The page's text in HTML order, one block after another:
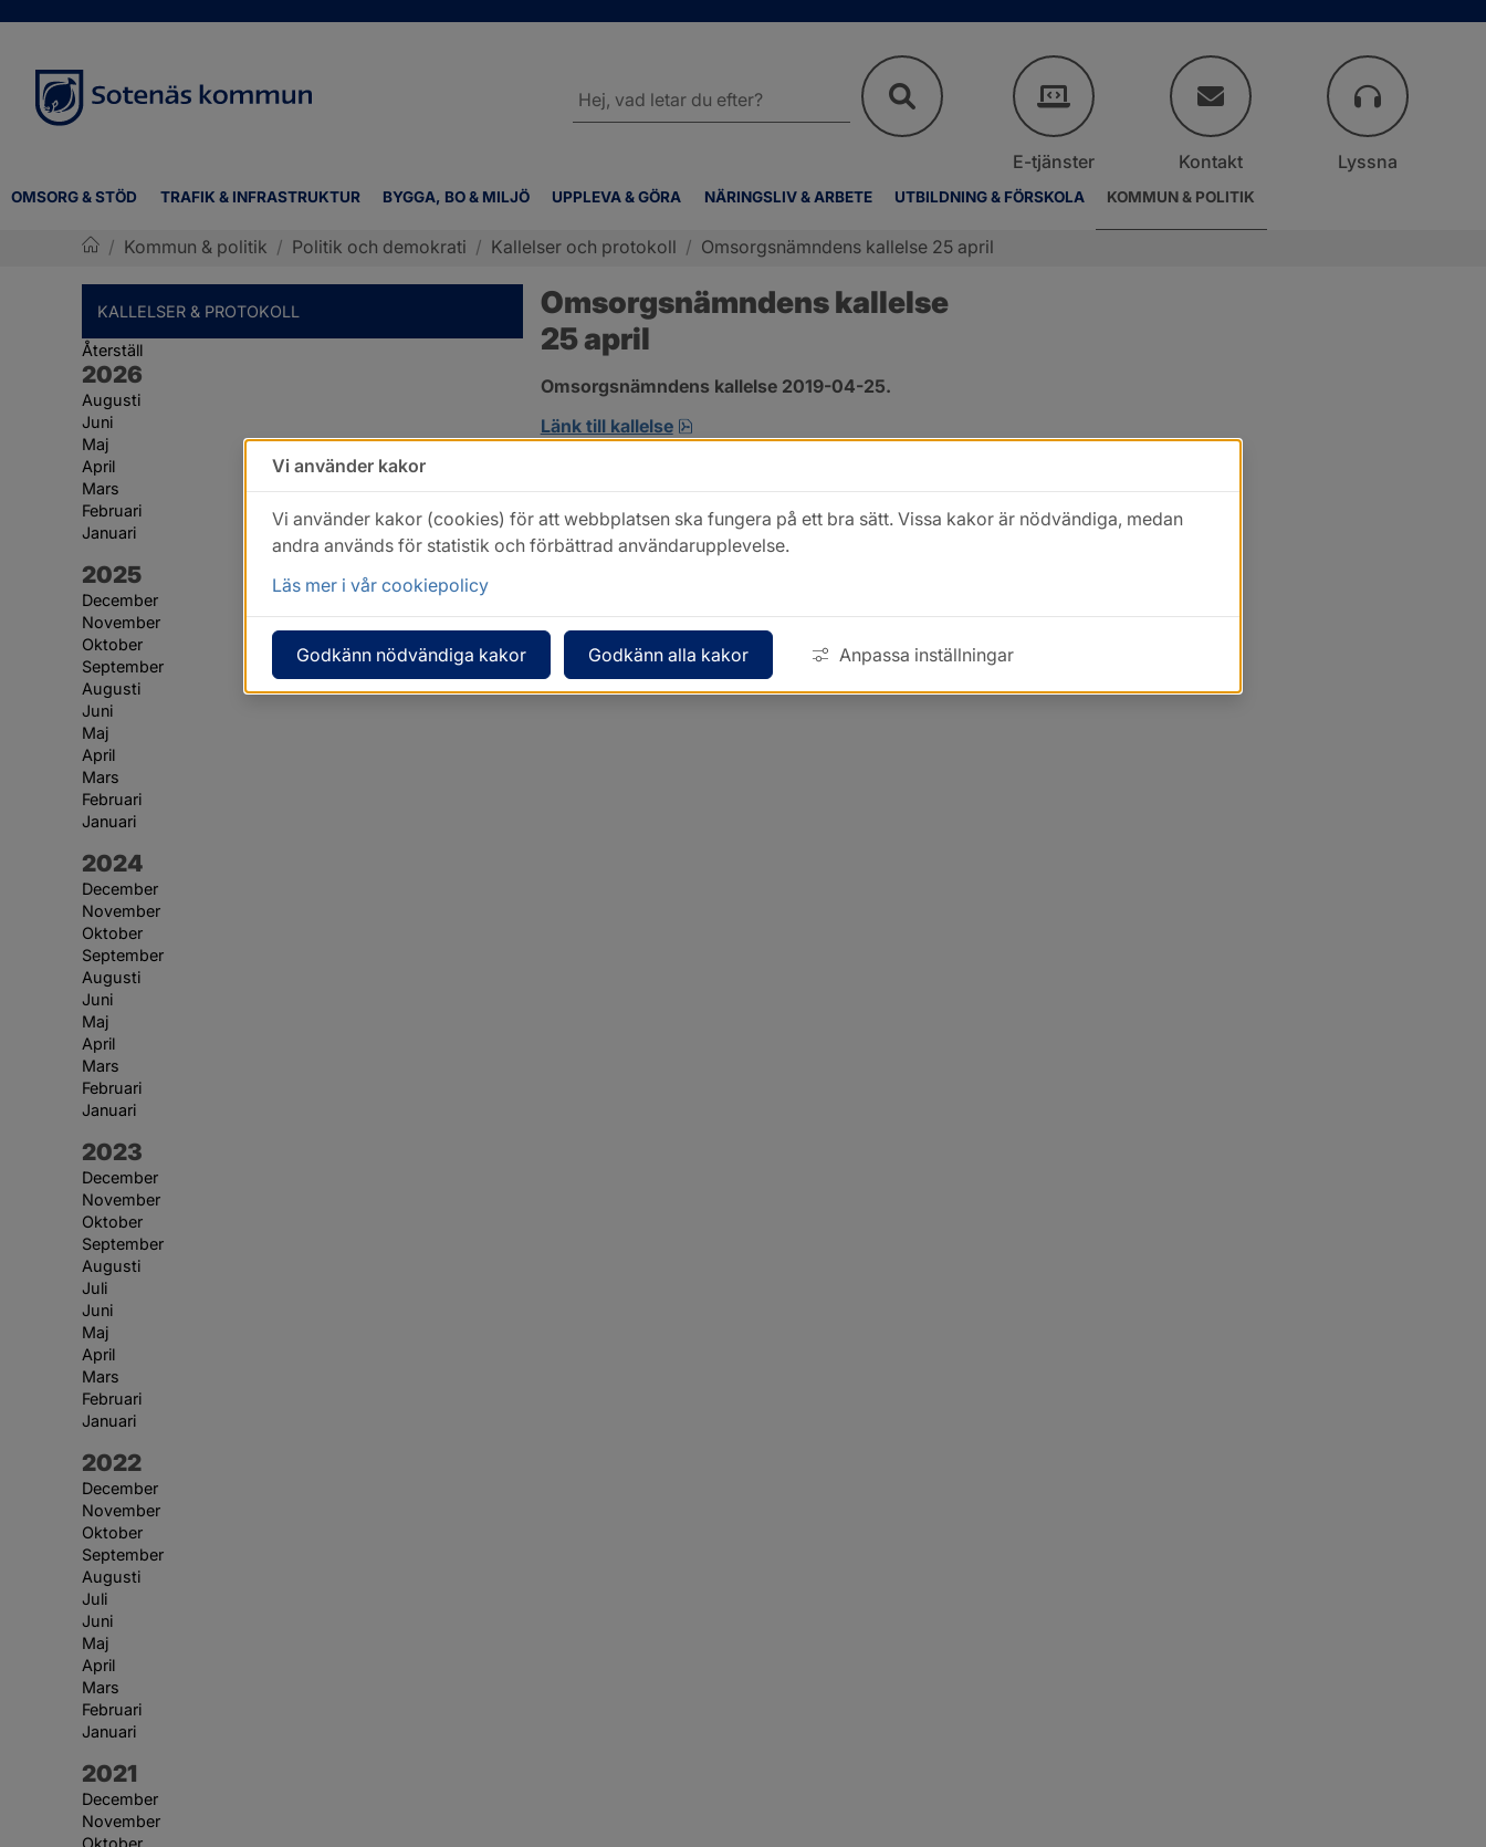
OMSORG & STÖD TRAFIK & INFRASTRUKTUR BYGGA, BO & MILJÖ UPPLEVA & GÖRA NÄRINGSLIV & ARBETE UTBILDNING & FÖRSKOLA KOMMUN & POLITIK
webbplatsen
E-tjänster Kontakt Lyssna
/ Kommun & politik / Politik och demokrati / Kallelser och protokoll / Omsorgsnämndens kallelse 25 april
KALLELSER & PROTOKOLL
Återställ
År:
2026
Augusti
Juni
Maj
April
Mars
Februari
Januari
År:
2025
December
November
Oktober
September
Augusti
Juni
Maj
April
Mars
Februari
Januari
År:
2024
December
November
Oktober
September
Augusti
Juni
Maj
April
Mars
Februari
Januari
År:
2023
December
November
Oktober
September
Augusti
Juli
Juni
Maj
April
Mars
Februari
Januari
År:
2022
December
November
Oktober
September
Augusti
Juli
Juni
Maj
April
Mars
Februari
Januari
År:
2021
December
November
Oktober
Omsorgsnämndens kallelse
25 april
Omsorgsnämndens kallelse 2019-04-25.
Länk till kallelse
pdf, öppnas i nytt fönster.
Vi använder kakor
Vi använder kakor (cookies) för att webbplatsen ska fungera på ett bra sätt. Vissa kakor är nödvändiga, medan
andra används för statistik och förbättrad användarupplevelse.
Läs mer i vår cookiepolicy
Godkänn nödvändiga kakor Godkänn alla kakor Anpassa inställningar